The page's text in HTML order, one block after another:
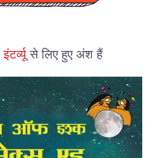
से लिए हुए अंश हैं